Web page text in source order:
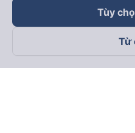
Theo dõi chúng tôi trên
Tùy
Từ